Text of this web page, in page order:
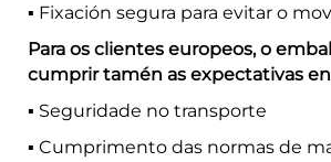
▪️ Fixación segura para evitar o
Para os clientes europeos, o
cumprir tamén as expectativas
▪️ Seguridade no transporte
▪️ Cumprimento das normas de